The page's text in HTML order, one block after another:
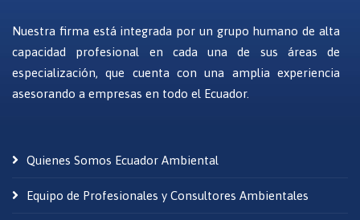
Nuestra firma está integrada por un grupo humano de alta
capacidad profesional en cada una de sus áreas de
especialización, que cuenta con una amplia experiencia
asesorando a empresas en todo el Ecuador.
Quienes Somos Ecuador Ambiental
Equipo de Profesionales y Consultores Ambientales